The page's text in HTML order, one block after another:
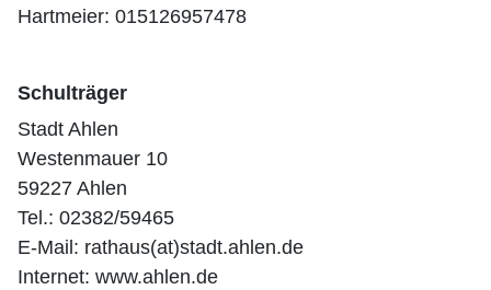
Hartmeier: 015126957478
Schulträger
Stadt Ahlen
Westenmauer 10
59227 Ahlen
Tel.: 02382/59465
E-Mail: rathaus(at)stadt.ahlen.de
Internet: www.ahlen.de